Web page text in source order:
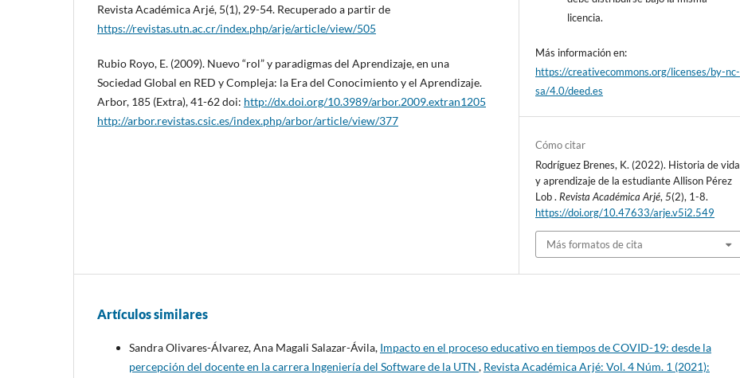
Revista Académica Arjé, 5(1), 29-54. Recuperado a partir de
https://revistas.utn.ac.cr/index.php/arje/article/view/505
Rubio Royo, E. (2009). Nuevo “rol” y paradigmas del Aprendizaje, en una
Sociedad Global en RED y Compleja: la Era del Conocimiento y el Aprendizaje.
Arbor, 185 (Extra), 41-62 doi: http://dx.doi.org/10.3989/arbor.2009.extran1205
http://arbor.revistas.csic.es/index.php/arbor/article/view/377
licencia.
Más información en:
https://creativecommons.org/licenses/by-nc-
sa/4.0/deed.es
Cómo citar
Rodríguez Brenes, K. (2022). Historia de vida
y aprendizaje de la estudiante Allison Pérez
Lob . Revista Académica Arjé,5(2), 1-8.
https://doi.org/10.47633/arje.v5i2.549
Más formatos de cita
Artículos similares
Sandra Olivares-Álvarez, Ana Magali Salazar-Ávila, Impacto en el proceso educativo en tiempos de COVID-19: desde la
percepción del docente en la carrera Ingeniería del Software de la UTN , Revista Académica Arjé: Vol. 4 Núm. 1 (2021):